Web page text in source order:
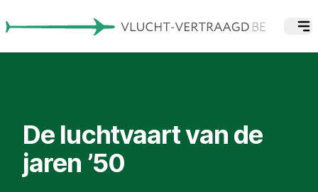
De luchtvaart van de
jaren ’50